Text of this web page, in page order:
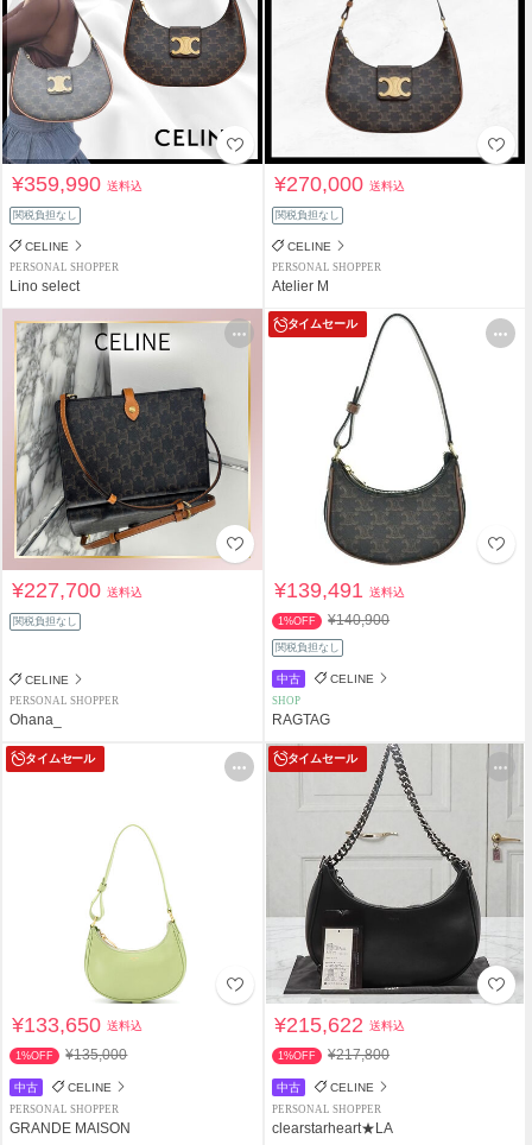
¥359,990送料込
関税負担なし
CELINE
PERSONAL SHOPPER
Lino select
¥270,000送料込
関税負担なし
CELINE
PERSONAL SHOPPER
Atelier M
¥227,700送料込
関税負担なし
CELINE
PERSONAL SHOPPER
Ohana_
タイムセール
¥139,491送料込
1%OFF ¥140,900
関税負担なし
中古 CELINE
SHOP
RAGTAG
タイムセール
¥133,650送料込
1%OFF ¥135,000
中古 CELINE
PERSONAL SHOPPER
GRANDE MAISON
タイムセール
¥215,622送料込
1%OFF ¥217,800
中古 CELINE
PERSONAL SHOPPER
clearstarheart★LA